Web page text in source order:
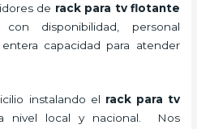
de rack para tv flotante
con disponibilidad, personal
capacidad para atender
instalando el rack para tv
nivel local y nacional.
Nos